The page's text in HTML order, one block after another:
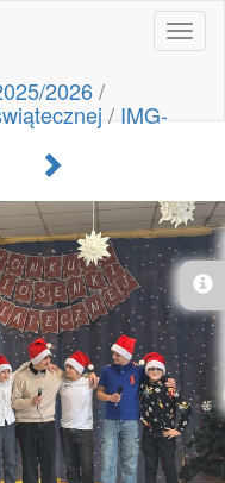
2026/
/IMG-